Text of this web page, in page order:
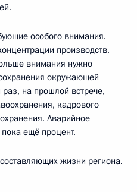
особого внимания.
производств,
внимания нужно
окружающей
на прошлой встрече,
кадрового
Аварийное
ещё процент.
жизни региона.